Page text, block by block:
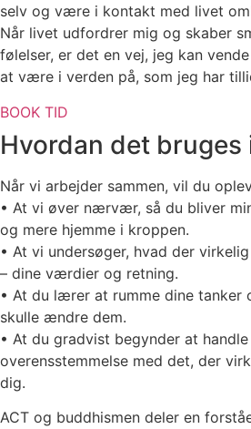
selv og være i kontakt med livet
Når livet udfordrer mig og skaber
følelser, er det en vej, jeg kan
at være i verden på, som jeg har
BOOK TID
Hvordan det bruges
Når vi arbejder sammen, vil du
• At vi øver nærvær, så du bliver
og mere hjemme i kroppen.
• At vi undersøger, hvad der
– dine værdier og retning.
• At du lærer at rumme dine tanker
skulle ændre dem.
• At du gradvist begynder at
overensstemmelse med det, der
dig.
ACT og buddhismen deler en